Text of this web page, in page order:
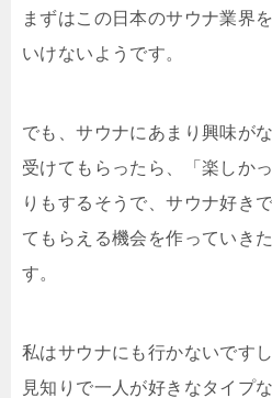
まずはこの日本のサウナ業界
いけないようです。
でも、サウナにあまり興味が
受けてもらったら、「楽しか
りもするそうで、サウナ好き
てもらえる機会を作っていき
す。
私はサウナにも行かないです
見知りで一人が好きなタイプ